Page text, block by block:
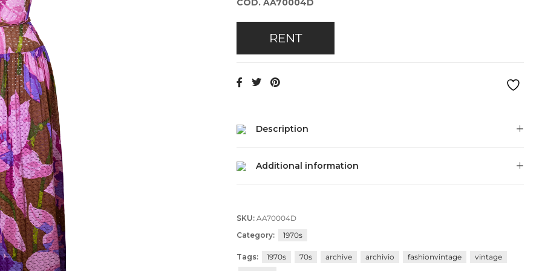
Sitemap
RENT
Description
Additional information
SKU: AA70004D
Category:
1970s
Tags: 1970s 70s archive archivio fashionvintage
vintage